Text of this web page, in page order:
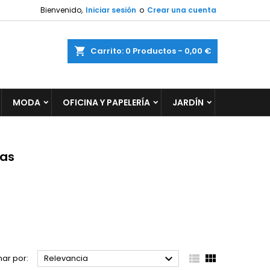
Bienvenido, Iniciar sesión o Crear una cuenta
Carrito 0 Productos - 0,00 €
MODA OFICINA Y PAPELERÍA JARDÍN
por: Relevancia   